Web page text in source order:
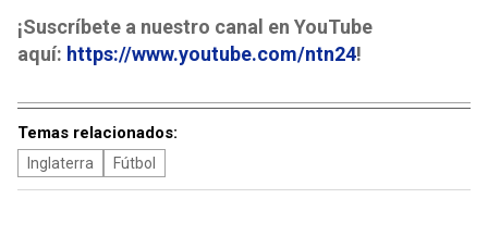
¡Suscríbete a nuestro canal en YouTube
aquí: https://www.youtube.com/ntn24!
Temas relacionados:
Inglaterra Fútbol